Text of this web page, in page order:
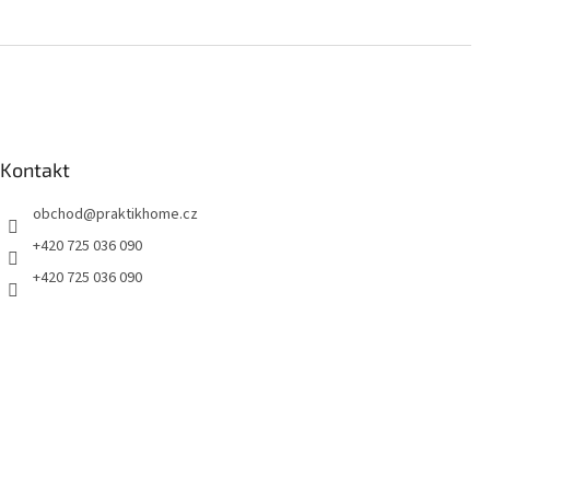
Kontakt
obchod@praktikhome.cz
+420 725 036 090
+420 725 036 090